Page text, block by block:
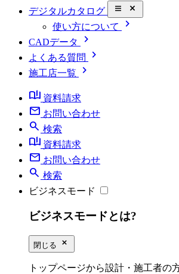
デジタルカタログ close_small
使い方について chevron_right
CADデータ chevron_right
よくある質問 chevron_right
施工店一覧
chevron_right
book_ribbon 資料請求
mail お問い合わせ
search 検索
book_ribbon 資料請求
mail お問い合わせ
search 検索
ビジネスモード
ビジネスモードとは?
閉じる close_small
トップページから設計・施工者の